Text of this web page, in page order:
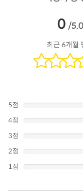
0 /5.0
최근 6개월
5점
4점
3점
2점
1점